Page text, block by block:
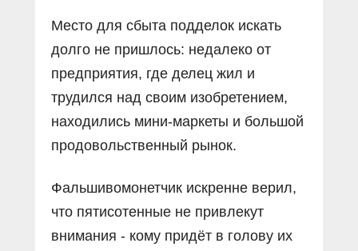
Место для сбыта подделок искать
долго не пришлось: недалеко от
предприятия, где делец жил и
трудился над своим изобретением,
находились мини-маркеты и большой
продовольственный рынок.
Фальшивомонетчик искренне верил,
что пятисотенные не привлекут
внимания - кому придёт в голову их